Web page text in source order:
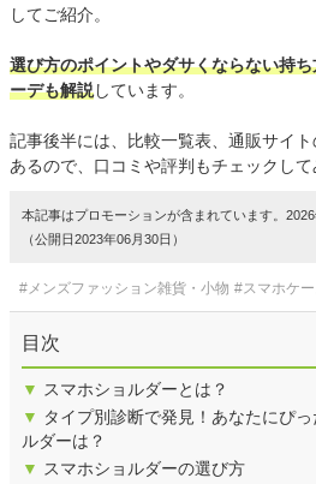
してご紹介。
選び方のポイントやダサくならない持
ーデも解説しています。
記事後半には、比較一覧表、通販サイ
あるので、口コミや評判もチェックして
本記事はプロモーションが含まれています。
（公開日2023年06月30日）
#メンズファッション雑貨・小物 #スマホケ
目次
▼ スマホショルダーとは？
▼ タイプ別診断で発見！あなたにぴ
ルダーは？
▼ スマホショルダーの選び方